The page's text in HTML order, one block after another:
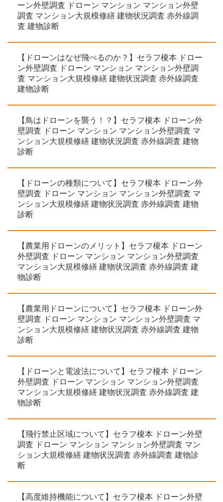
ーン外壁調査 ドローン マンション マンション外壁
調査 マンション大規模修繕 建物状況調査 赤外線調
査 建物診断
【ドローンはなぜ飛べるのか？】セラフ榎本 ドロー
ン外壁調査 ドローン マンション マンション外壁調
査 マンション大規模修繕 建物状況調査 赤外線調査
建物診断
【鳥はドローンを襲う！？】セラフ榎本 ドローン外
壁調査 ドローン マンション マンション外壁調査 マ
ンション大規模修繕 建物状況調査 赤外線調査 建物
診断
【ドローンの種類について】セラフ榎本 ドローン外
壁調査 ドローン マンション マンション外壁調査 マ
ンション大規模修繕 建物状況調査 赤外線調査 建物
診断
【農業用ドローンのメリット】セラフ榎本 ドローン
外壁調査 ドローン マンション マンション外壁調査
マンション大規模修繕 建物状況調査 赤外線調査 建
物診断
【農業用ドローンについて】セラフ榎本 ドローン外
壁調査 ドローン マンション マンション外壁調査 マ
ンション大規模修繕 建物状況調査 赤外線調査 建物
診断
【ドローンと電波法について】セラフ榎本 ドローン
外壁調査 ドローン マンション マンション外壁調査
マンション大規模修繕 建物状況調査 赤外線調査 建
物診断
【飛行禁止区域について】セラフ榎本 ドローン外壁
調査 ドローン マンション マンション外壁調査 マン
ション大規模修繕 建物状況調査 赤外線調査 建物診
断
【高度維持機能について】セラフ榎本 ドローン外壁